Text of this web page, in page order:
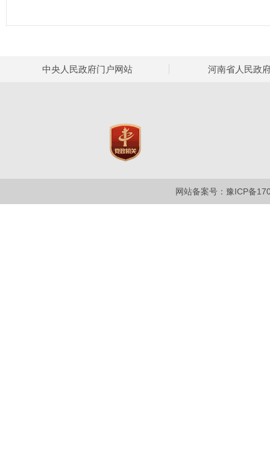
中央人民政府门户网站 河南省人民政
网站备案号：豫ICP备